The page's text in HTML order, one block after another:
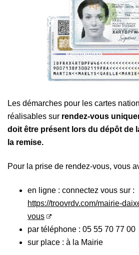
Les démarches pour les cartes
réalisables sur rendez-vous
doit être présent lors du dépôt de
la remise.
Pour la prise de rendez-vous, vous
en ligne : connectez vous sur :
https://troovrdv.com/mairie-
vous
par téléphone : 05 55 70 77 00
sur place : à la Mairie